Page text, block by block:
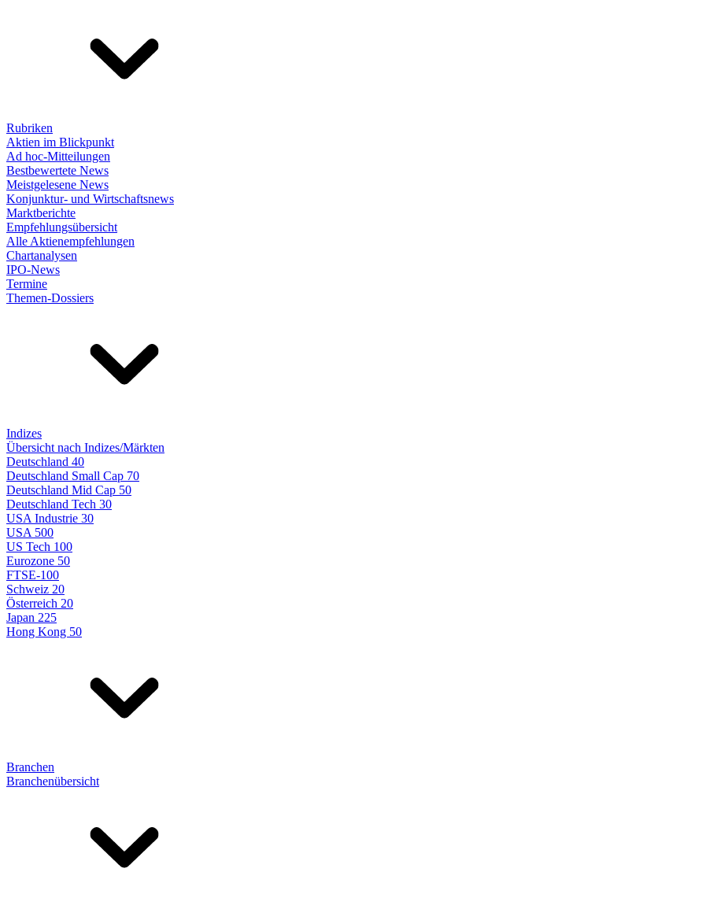
Rubriken
Aktien im Blickpunkt
Ad hoc-Mitteilungen
Bestbewertete News
Meistgelesene News
Konjunktur- und Wirtschaftsnews
Marktberichte
Empfehlungsübersicht
Alle Aktienempfehlungen
Chartanalysen
IPO-News
Termine
Themen-Dossiers
Indizes
Übersicht nach Indizes/Märkten
Deutschland 40
Deutschland Small Cap 70
Deutschland Mid Cap 50
Deutschland Tech 30
USA Industrie 30
USA 500
US Tech 100
Eurozone 50
FTSE-100
Schweiz 20
Österreich 20
Japan 225
Hong Kong 50
Branchen
Branchenübersicht